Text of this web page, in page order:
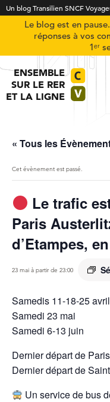
Un blog Transilien SNCF
Le blog est en
réponses à vos
1ᵉʳ
ENSEMBLE
SUR LE RER
ET LA LIGNE
« Tous les
Cet évènement est passé.
Le trafic
Paris
d’Etampes,
23 mai à partir de 23:00
Samedis 11-18-25
Samedi 23 mai
Samedi 6-13 juin
Dernier départ de
Dernier départ de
Un service de bus